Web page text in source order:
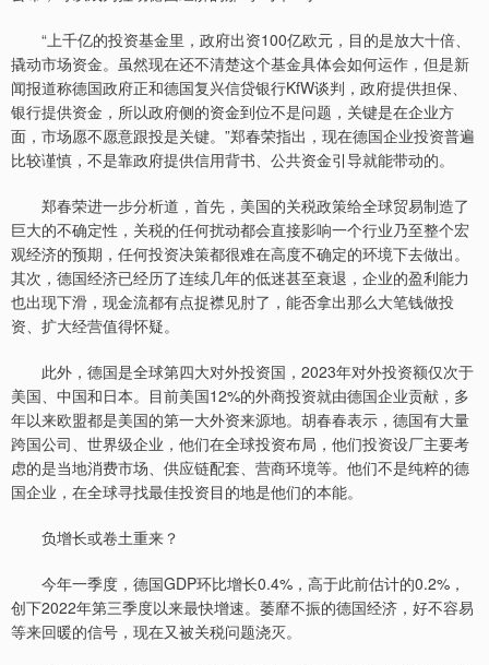
“上千亿的投资基金里，政府出资100亿欧元，目的是放大十倍、
撬动市场资金。虽然现在还不清楚这个基金具体会如何运作，但是新
闻报道称德国政府正和德国复兴信贷银行KfW谈判，政府提供担保、
银行提供资金，所以政府侧的资金到位不是问题，关键是在企业方
面，市场愿不愿意跟投是关键。”郑春荣指出，现在德国企业投资普遍
比较谨慎，不是靠政府提供信用背书、公共资金引导就能带动的。
郑春荣进一步分析道，首先，美国的关税政策给全球贸易制造了
巨大的不确定性，关税的任何扰动都会直接影响一个行业乃至整个宏
观经济的预期，任何投资决策都很难在高度不确定的环境下去做出。
其次，德国经济已经历了连续几年的低迷甚至衰退，企业的盈利能力
也出现下滑，现金流都有点捉襟见肘了，能否拿出那么大笔钱做投
资、扩大经营值得怀疑。
此外，德国是全球第四大对外投资国，2023年对外投资额仅次于
美国、中国和日本。目前美国12%的外商投资就由德国企业贡献，多
年以来欧盟都是美国的第一大外资来源地。胡春春表示，德国有大量
跨国公司、世界级企业，他们在全球投资布局，他们投资设厂主要考
虑的是当地消费市场、供应链配套、营商环境等。他们不是纯粹的德
国企业，在全球寻找最佳投资目的地是他们的本能。
负增长或卷土重来？
今年一季度，德国GDP环比增长0.4%，高于此前估计的0.2%，
创下2022年第三季度以来最快增速。萎靡不振的德国经济，好不容易
等来回暖的信号，现在又被关税问题浇灭。